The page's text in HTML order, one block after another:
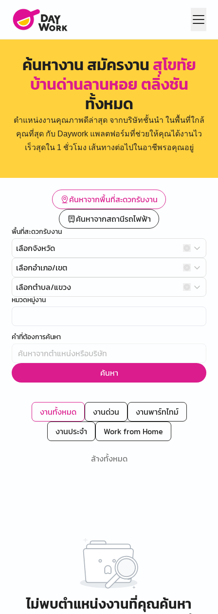
ค้นหางาน สมัครงานสุโขทัย
บ้านด่านลานหอย ตลิ่งชัน
ทั้งหมด
ตำแหน่งงานคุณภาพดีล่าสุด จากบริษัทชั้นนำ ในพื้นที่ใกล้
คุณที่สุด กับ Daywork แพลตฟอร์มที่ช่วยให้คุณได้งานไว
เร็วสุดใน 1 ชั่วโมง เส้นทางต่อไปในอาชีพรอคุณอยู่
ค้นหาจากพื้นที่สะดวกรับงาน
ค้นหาจากสถานีรถไฟฟ้า
พื้นที่สะดวกรับงาน
เลือกจังหวัด
เลือกอำเภอ/เขต
เลือกตำบล/แขวง
หมวดหมู่งาน
คำที่ต้องการค้นหา
ค้นหา
งานทั้งหมด งานด่วน
งานพาร์ทไทม์
งานประจำ
Work from Home
ล้างทั้งหมด
ไม่พบตำแหน่งงานที่คุณค้นหา